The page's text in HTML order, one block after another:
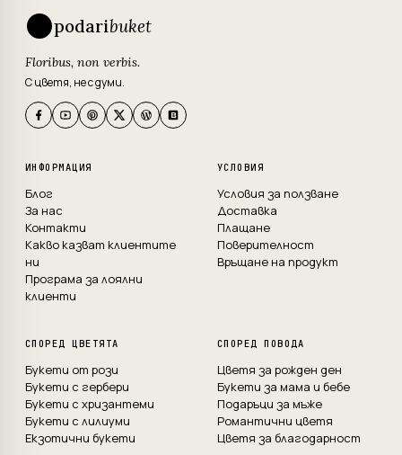
podaribuket
Floribus, non verbis.
С цветя, не с думи.
ИНФОРМАЦИЯ
Блог
За нас
Контакти
Какво казват клиентите
ни
Програма за лоялни
клиенти
УСЛОВИЯ
Условия за ползване
Доставка
Плащане
Поверителност
Връщане на продукт
СПОРЕД ЦВЕТЯТА
Букети от рози
Букети с гербери
Букети с хризантеми
Букети с лилиуми
Екзотични букети
СПОРЕД ПОВОДА
Цветя за рожден ден
Букети за мама и бебе
Подаръци за мъже
Романтични цветя
Цветя за благодарност